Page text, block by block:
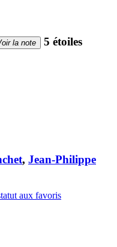
la note 5 étoiles
, Jean-Philippe
aux favoris